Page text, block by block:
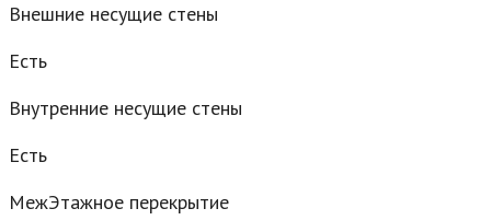
Внешние несущие стены
Есть
Внутренние несущие стены
Есть
МежЭтажное перекрытие